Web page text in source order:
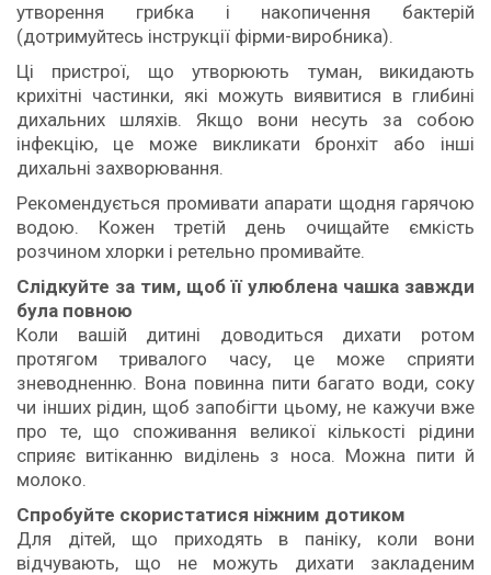
утворення грибка і накопичення бактерій
(дотримуйтесь інструкції фірми-виробника).
Ці пристрої, що утворюють туман, викидають
крихітні частинки, які можуть виявитися в глибині
дихальних шляхів. Якщо вони несуть за собою
інфекцію, це може викликати бронхіт або інші
дихальні захворювання.
Рекомендується промивати апарати щодня гарячою
водою. Кожен третій день очищайте ємкість
розчином хлорки і ретельно промивайте.
Слідкуйте за тим, щоб її улюблена чашка завжди
була повною
Коли вашій дитині доводиться дихати ротом
протягом тривалого часу, це може сприяти
зневодненню. Вона повинна пити багато води, соку
чи інших рідин, щоб запобігти цьому, не кажучи вже
про те, що споживання великої кількості рідини
сприяє витіканню виділень з носа. Можна пити й
молоко.
Спробуйте скористатися ніжним дотиком
Для дітей, що приходять в паніку, коли вони
відчувають, що не можуть дихати закладеним